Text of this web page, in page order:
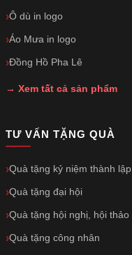
Ô dù in logo
Áo Mưa in logo
Đồng Hồ Pha Lê
→ Xem tất cả sản phẩm
TƯ VẤN TẶNG QUÀ
Quà tặng kỷ niệm thành lập
Quà tặng đại hội
Quà tặng hội nghị, hội thảo
Quà tặng công nhân